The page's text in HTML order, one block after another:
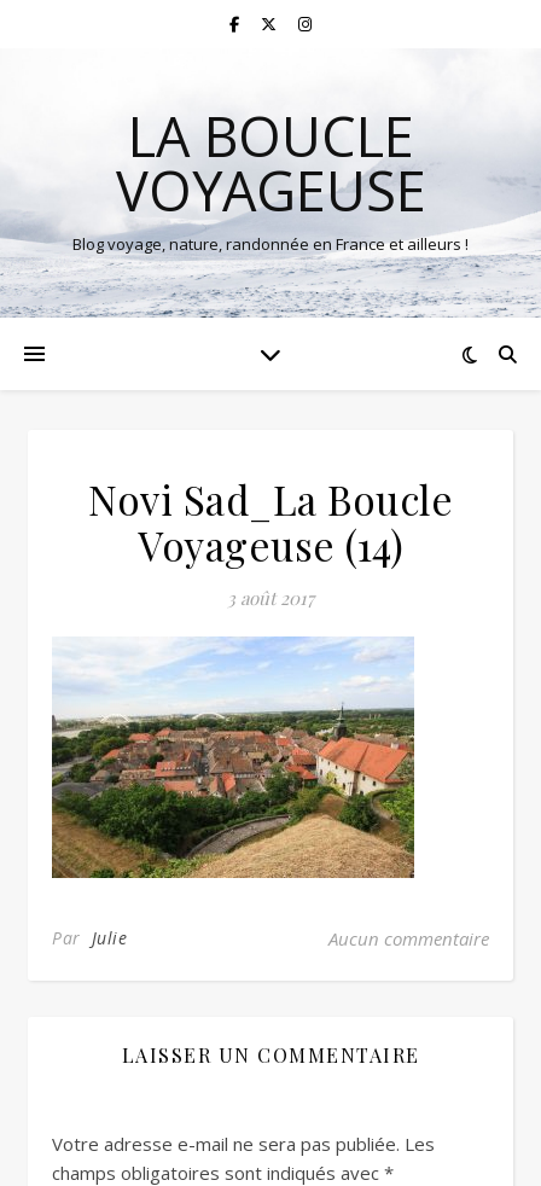
LA BOUCLE
VOYAGEUSE
Blog voyage, nature, randonnée en France et ailleurs !
Novi Sad_La Boucle
Voyageuse (14)
3 août 2017
Par Julie Aucun commentaire
LAISSER UN COMMENTAIRE
Votre adresse e-mail ne sera pas publiée. Les
champs obligatoires sont indiqués avec *